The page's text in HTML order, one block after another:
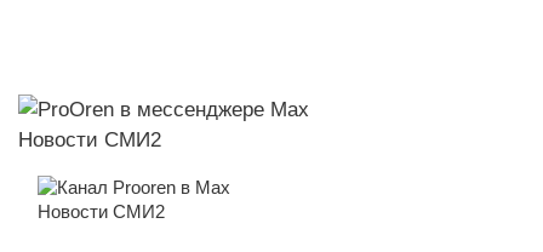
Новости СМИ2
Новости СМИ2